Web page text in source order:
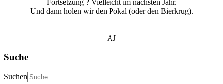
Fortsetzung ? Vielleicht im nächsten Jahr.
Und dann holen wir den Pokal (oder den Bierkrug).
AJ
Suche
Suchen